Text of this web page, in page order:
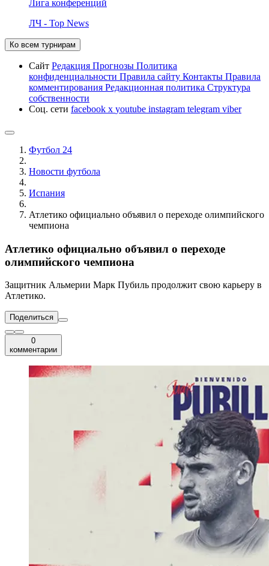
Лига конференций
ЛЧ - Top News
Ко всем турнирам
Сайт Редакция Прогнозы Политика
конфиденциальности Правила сайту Контакты Правила
комментирования Редакционная политика Структура
собственности
Соц. сети facebook x youtube instagram telegram viber
Футбол 24
Новости футбола
Испания
Атлетико официально объявил о переходе олимпийского
чемпиона
Атлетико официально объявил о переходе
олимпийского чемпиона
Защитник Альмерии Марк Пубиль продолжит свою карьеру в
Атлетико.
Поделиться
0
комментарии